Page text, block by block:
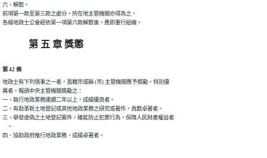
六、解散。
前項第一款至第三款之處分，所在地主管機關亦得為之。
各級地政士公會經依第一項第六款解散後，應即重行組織。
第 五 章 獎懲
第 42 條
地政士有下列情事之一者，直轄市或縣 (市) 主管機關應予獎勵，特別優
異者，報請中央主管機關獎勵之：
一、執行地政業務連續二年以上，成績優良者。
二、有助革新土地登記或其他地政業務之研究或著作，貢獻卓著者。
三、舉發虛偽之土地登記案件，確能防止犯罪行為，保障人民財產權益者
    。
四、協助政府推行地政業務，成績卓著者。